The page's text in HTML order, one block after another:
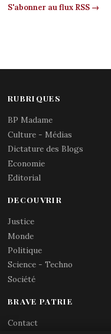
S'abonner au flux RSS →
RUBRIQUES
BP Madame
Culture - Médias
Dictature des Blogs
Economie
Editorial
DECOUVRIR
Justice
Monde
Politique
Science - Techno
Société
BRAVE PATRIE
Contact